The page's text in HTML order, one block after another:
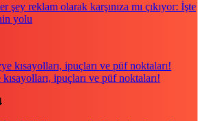
şey reklam olarak karşınıza mı çıkıyor: İşte
yolu
ipuçları ve püf noktaları!